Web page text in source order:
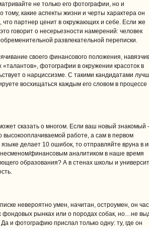
не только его фотографии, но и
какие аспекты жизни и черты характера он
партнер ценит в окружающих и себе. Если же
говорит о несерьезности намерений: человек
развлекательной переписки.
своего финансового положения,
фотографии в окружении красоток в
о нарциссизме. С такими кандидатами
восхищаться каждым его словом в процессе
сказать о многом. Если ваш новый
высокооплачиваемой работе, а сам в первом
делает 10 ошибок, то отправляйте вруна в
финансовым аналитиком в наше время
образования? А в стенах школы и
невероятно умен, начитан, остроумен, он
фондовых рынках или о породах собак, но…не
и фотографию прислал только одну: ту, где он